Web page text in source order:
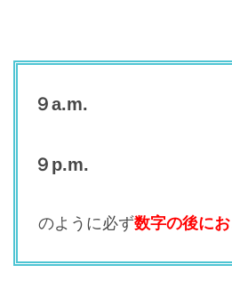
９a.m.
９p.m.
のように必ず数字の後にお